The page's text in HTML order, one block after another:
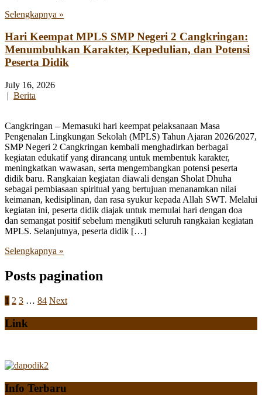
Selengkapnya »
Hari Keempat MPLS SMP Negeri 2 Cangkringan:
Menumbuhkan Karakter, Kepedulian, dan Potensi
Peserta Didik
July 16, 2026
| Berita
Cangkringan – Memasuki hari keempat pelaksanaan Masa
Pengenalan Lingkungan Sekolah (MPLS) Tahun Ajaran 2026/2027,
SMP Negeri 2 Cangkringan kembali menghadirkan berbagai
kegiatan edukatif yang dirancang untuk membentuk karakter,
meningkatkan wawasan, serta mengembangkan potensi peserta
didik baru. Rangkaian kegiatan diawali dengan Sholat Dhuha
sebagai pembiasaan spiritual yang bertujuan menanamkan nilai
keimanan, kedisiplinan, dan rasa syukur kepada Allah SWT. Melalui
kegiatan ini, peserta didik diajak untuk memulai hari dengan doa
dan semangat positif sebelum mengikuti seluruh rangkaian kegiatan
MPLS. Selanjutnya, peserta didik […]
Selengkapnya »
Posts pagination
1 2 3 … 84 Next
Link
Info Terbaru